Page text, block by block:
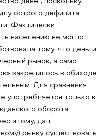
денег, поскольку
острого дефицита
Фактически
населению не могло.
тому, что деньги
рынок, а само
закрепилось в обиходе
Для сравнения:
употребляется только к
оборота.
этому, дал
рынку существовать